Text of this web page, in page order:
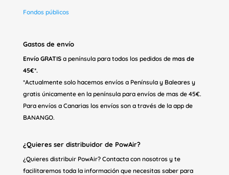
Fondos públicos
Gastos de envío
Envío GRATISa península para todos los pedidos de mas de
45€*.
*Actualmente solo hacemos envíos a Península y Baleares y
gratis únicamente en la península para envíos de mas de 45€.
Para envíos a Canarias los envíos son a través de la app de
BANANGO.
¿Quieres ser distribuidor de PowAir?
¿Quieres distribuir PowAir? Contacta con nosotros y te
facilitaremos toda la información que necesitas saber para